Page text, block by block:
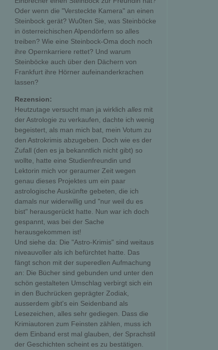
Oder wenn die "Versteckte Kamera" an einen
Steinbock gerät? Wu0ten Sie, was Steinböcke
in österreichischen Alpendörfern so alles
treiben? Wie eine Steinbock-Oma doch noch
ihre Opernkarriere rettet? Und warum
Steinböcke auch über den Dächern von
Frankfurt ihre Hörner aufeinanderkrachen
lassen?
Rezension:
Heutzutage versucht man ja wirklich alles mit
der Astrologie zu verkaufen, dachte ich wenig
begeistert, als man mich bat, mein Votum zu
den Astrokrimis abzugeben. Doch wie es der
Zufall (den es ja bekanntlich nicht gibt) so
wollte, hatte eine Studienfreundin und
Lektorin mich vor geraumer Zeit wegen
genau dieses Projektes um ein paar
astrologische Auskünfte gebeten, die ich
damals nur widerwillig und "nur weil du es
bist" herausgerückt hatte. Nun war ich doch
gespannt, was bei der Sache
herausgekommen ist!
Und siehe da: Die "Astro-Krimis" sind weitaus
niveauvoller als ich befürchtet hatte. Das
fängt schon mit der superedlen Aufmachung
an: Die Bücher sind gebunden und unter den
schön gestalteten Umschlag verbirgt sich ein
in den Buchrücken geprägter Zodiak,
ausserdem gibt's ein Seidenband als
Lesezeichen, alles sehr gediegen. Dass die
Krimiautoren zum Feinsten zählen, muss ich
dem Einband erst mal glauben, der Sprachstil
der Geschichten scheint es zu bestätigen.